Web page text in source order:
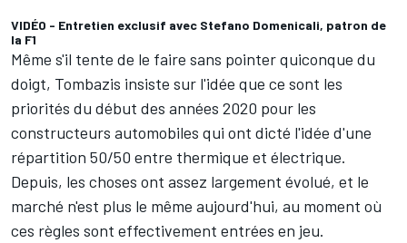
VIDÉO - Entretien exclusif avec Stefano Domenicali, patron de
la F1
Même s'il tente de le faire sans pointer quiconque du
doigt, Tombazis insiste sur l'idée que ce sont les
priorités du début des années 2020 pour les
constructeurs automobiles qui ont dicté l'idée d'une
répartition 50/50 entre thermique et électrique.
Depuis, les choses ont assez largement évolué, et le
marché n'est plus le même aujourd'hui, au moment où
ces règles sont effectivement entrées en jeu.